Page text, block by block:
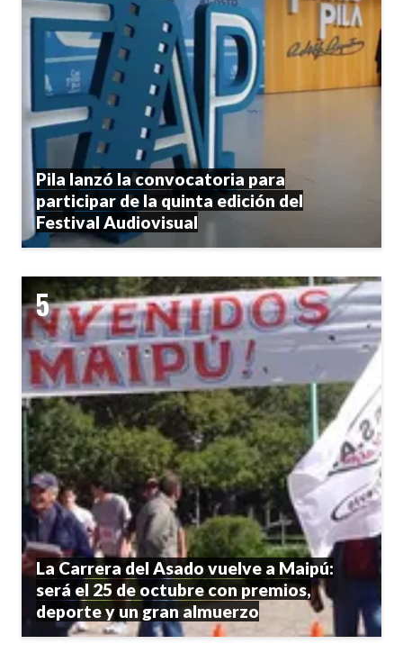
Pila lanzó la convocatoria para
participar de la quinta edición del
Festival Audiovisual
La Carrera del Asado vuelve a Maipú:
será el 25 de octubre con premios,
deporte y un gran almuerzo